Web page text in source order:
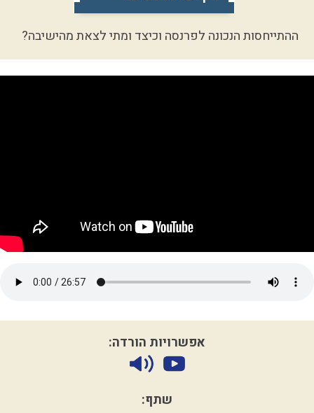
ההתייחסות הנכונה לפרנסה וכיצד ומתי לצאת מהישיבה?
אפשרויות הורדה:
שתף: